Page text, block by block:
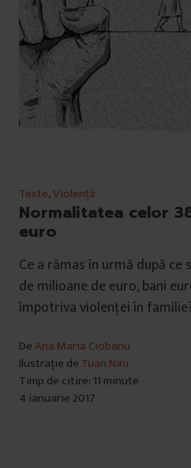
Texte,Violență
Normalitatea celor
euro
Ce a rămas în urmă după
de milioane de euro, bani
împotriva violenței în
DeAna Maria Ciobanu
Ilustrație de Tuan Nini
Timp de citire: 11 minute
4 ianuarie 2017